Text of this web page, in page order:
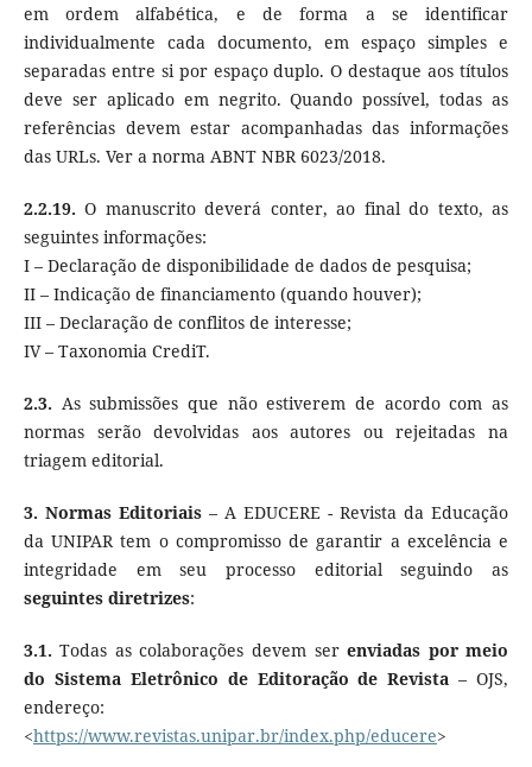
em ordem alfabética, e de forma a se identificar
individualmente cada documento, em espaço simples e
separadas entre si por espaço duplo. O destaque aos títulos
deve ser aplicado em negrito. Quando possível, todas as
referências devem estar acompanhadas das informações
das URLs. Ver a norma ABNT NBR 6023/2018.
2.2.19. O manuscrito deverá conter, ao final do texto, as
seguintes informações:
I – Declaração de disponibilidade de dados de pesquisa;
II – Indicação de financiamento (quando houver);
III – Declaração de conflitos de interesse;
IV – Taxonomia CrediT.
2.3. As submissões que não estiverem de acordo com as
normas serão devolvidas aos autores ou rejeitadas na
triagem editorial.
3. Normas Editoriais– A EDUCERE - Revista da Educação
da UNIPAR tem o compromisso de garantir a excelência e
integridade em seu processo editorial seguindo as
seguintes diretrizes:
3.1. Todas as colaborações devem serenviadas por meio
do Sistema Eletrônico de Editoração de Revista – OJS,
endereço:
<https://www.revistas.unipar.br/index.php/educere>